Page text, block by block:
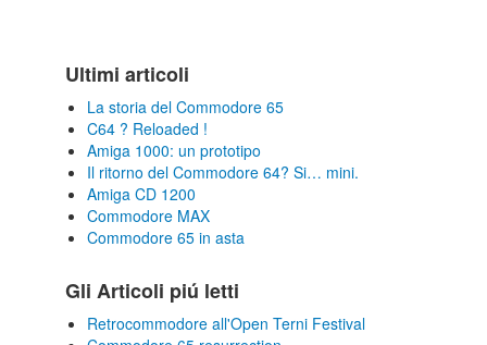
Ultimi articoli
La storia del Commodore 65
C64 ? Reloaded !
Amiga 1000: un prototipo
Il ritorno del Commodore 64? Si… mini.
Amiga CD 1200
Commodore MAX
Commodore 65 in asta
Gli Articoli piú letti
Retrocommodore all'Open Terni Festival